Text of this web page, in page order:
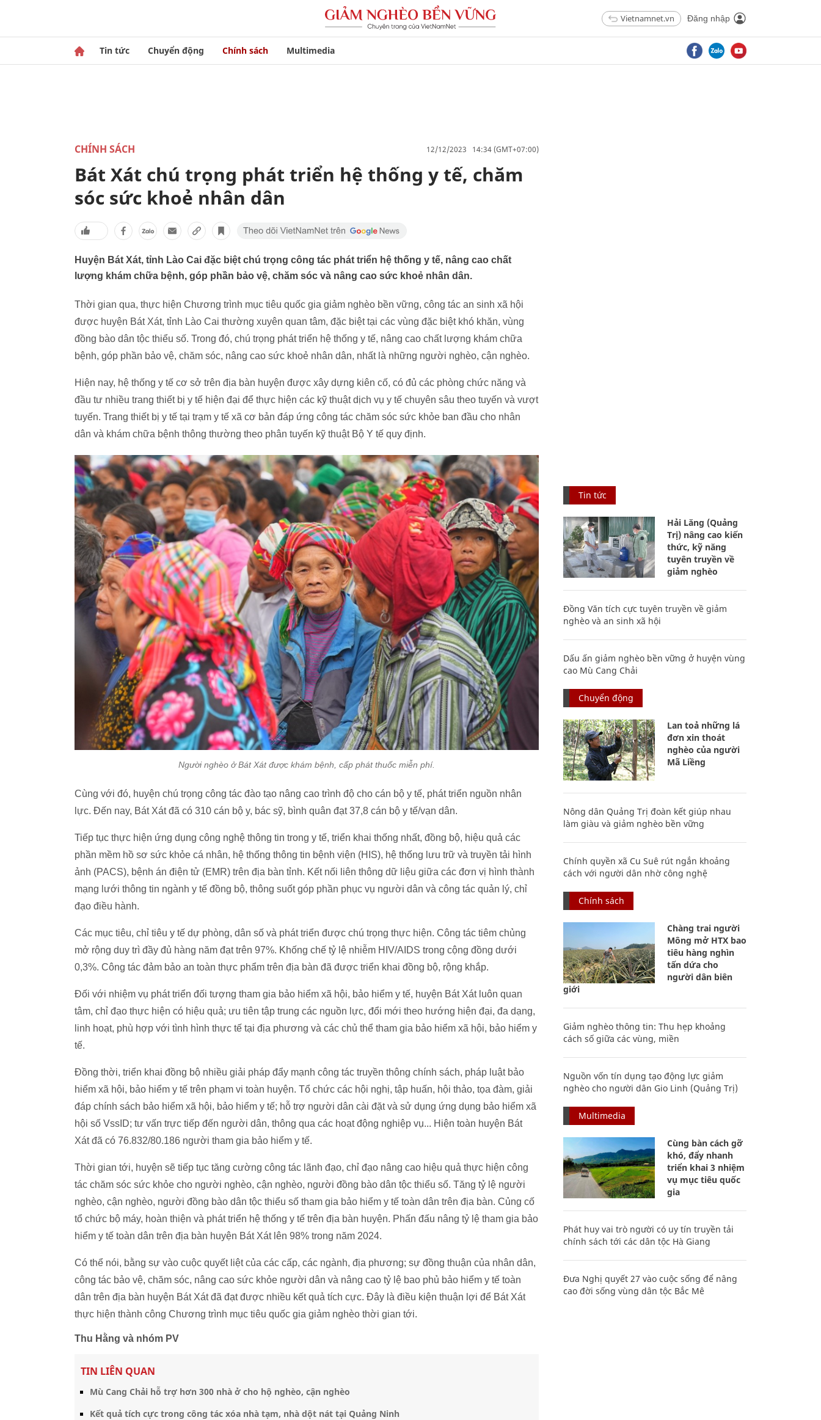
Vietnamnet.vn Đăng nhập
Tin tức Chuyển động Chính sách Multimedia
CHÍNH SÁCH 12/12/2023 14:34 (GMT+07:00)
Bát Xát chú trọng phát triển hệ thống y tế, chăm
sóc sức khoẻ nhân dân
Huyện Bát Xát, tỉnh Lào Cai đặc biệt chú trọng công tác phát triển hệ thống y tế, nâng cao chất
lượng khám chữa bệnh, góp phần bảo vệ, chăm sóc và nâng cao sức khoẻ nhân dân.
Thời gian qua, thực hiện Chương trình mục tiêu quốc gia giảm nghèo bền vững, công tác an sinh xã hội
được huyện Bát Xát, tỉnh Lào Cai thường xuyên quan tâm, đặc biệt tại các vùng đặc biệt khó khăn, vùng
đồng bào dân tộc thiểu số. Trong đó, chú trọng phát triển hệ thống y tế, nâng cao chất lượng khám chữa
bệnh, góp phần bảo vệ, chăm sóc, nâng cao sức khoẻ nhân dân, nhất là những người nghèo, cận nghèo.
Hiện nay, hệ thống y tế cơ sở trên địa bàn huyện được xây dựng kiên cố, có đủ các phòng chức năng và
đầu tư nhiều trang thiết bị y tế hiện đại để thực hiện các kỹ thuật dịch vụ y tế chuyên sâu theo tuyến và vượt
tuyến. Trang thiết bị y tế tại trạm y tế xã cơ bản đáp ứng công tác chăm sóc sức khỏe ban đầu cho nhân
dân và khám chữa bệnh thông thường theo phân tuyến kỹ thuật Bộ Y tế quy định.
Người nghèo ở Bát Xát được khám bệnh, cấp phát thuốc miễn phí.
Cùng với đó, huyện chú trọng công tác đào tạo nâng cao trình độ cho cán bộ y tế, phát triển nguồn nhân
lực. Đến nay, Bát Xát đã có 310 cán bộ y, bác sỹ, bình quân đạt 37,8 cán bộ y tế/vạn dân.
Tiếp tục thực hiện ứng dụng công nghệ thông tin trong y tế, triển khai thống nhất, đồng bộ, hiệu quả các
phần mềm hồ sơ sức khỏe cá nhân, hệ thống thông tin bệnh viện (HIS), hệ thống lưu trữ và truyền tải hình
ảnh (PACS), bệnh án điện tử (EMR) trên địa bàn tỉnh. Kết nối liên thông dữ liệu giữa các đơn vị hình thành
mạng lưới thông tin ngành y tế đồng bộ, thông suốt góp phần phục vụ người dân và công tác quản lý, chỉ
đạo điều hành.
Các mục tiêu, chỉ tiêu y tế dự phòng, dân số và phát triển được chú trọng thực hiện. Công tác tiêm chủng
mở rộng duy trì đầy đủ hàng năm đạt trên 97%. Khống chế tỷ lệ nhiễm HIV/AIDS trong cộng đồng dưới
0,3%. Công tác đảm bảo an toàn thực phẩm trên địa bàn đã được triển khai đồng bộ, rộng khắp.
Đối với nhiệm vụ phát triển đối tượng tham gia bảo hiểm xã hội, bảo hiểm y tế, huyện Bát Xát luôn quan
tâm, chỉ đạo thực hiện có hiệu quả; ưu tiên tập trung các nguồn lực, đổi mới theo hướng hiện đại, đa dạng,
linh hoạt, phù hợp với tình hình thực tế tại địa phương và các chủ thể tham gia bảo hiểm xã hội, bảo hiểm y
tế.
Đồng thời, triển khai đồng bộ nhiều giải pháp đẩy mạnh công tác truyền thông chính sách, pháp luật bảo
hiểm xã hội, bảo hiểm y tế trên phạm vi toàn huyện. Tổ chức các hội nghị, tập huấn, hội thảo, tọa đàm, giải
đáp chính sách bảo hiểm xã hội, bảo hiểm y tế; hỗ trợ người dân cài đặt và sử dụng ứng dụng bảo hiểm xã
hội số VssID; tư vấn trực tiếp đến người dân, thông qua các hoạt động nghiệp vụ... Hiện toàn huyện Bát
Xát đã có 76.832/80.186 người tham gia bảo hiểm y tế.
Thời gian tới, huyện sẽ tiếp tục tăng cường công tác lãnh đạo, chỉ đạo nâng cao hiệu quả thực hiện công
tác chăm sóc sức khỏe cho người nghèo, cận nghèo, người đồng bào dân tộc thiểu số. Tăng tỷ lệ người
nghèo, cận nghèo, người đồng bào dân tộc thiểu số tham gia bảo hiểm y tế toàn dân trên địa bàn. Củng cố
tổ chức bộ máy, hoàn thiện và phát triển hệ thống y tế trên địa bàn huyện. Phấn đấu nâng tỷ lệ tham gia bảo
hiểm y tế toàn dân trên địa bàn huyện Bát Xát lên 98% trong năm 2024.
Có thể nói, bằng sự vào cuộc quyết liệt của các cấp, các ngành, địa phương; sự đồng thuận của nhân dân,
công tác bảo vệ, chăm sóc, nâng cao sức khỏe người dân và nâng cao tỷ lệ bao phủ bảo hiểm y tế toàn
dân trên địa bàn huyện Bát Xát đã đạt được nhiều kết quả tích cực. Đây là điều kiện thuận lợi để Bát Xát
thực hiện thành công Chương trình mục tiêu quốc gia giảm nghèo thời gian tới.
Thu Hằng và nhóm PV
TIN LIÊN QUAN
Mù Cang Chải hỗ trợ hơn 300 nhà ở cho hộ nghèo, cận nghèo
Kết quả tích cực trong công tác xóa nhà tạm, nhà dột nát tại Quảng Ninh
Tin tức
Hải Lăng (Quảng
Trị) nâng cao kiến
thức, kỹ năng
tuyên truyền về
giảm nghèo
Đồng Văn tích cực tuyên truyền về giảm
nghèo và an sinh xã hội
Dấu ấn giảm nghèo bền vững ở huyện vùng
cao Mù Cang Chải
Chuyển động
Lan toả những lá
đơn xin thoát
nghèo của người
Mã Liềng
Nông dân Quảng Trị đoàn kết giúp nhau
làm giàu và giảm nghèo bền vững
Chính quyền xã Cu Suê rút ngắn khoảng
cách với người dân nhờ công nghệ
Chính sách
Chàng trai người
Mông mở HTX bao
tiêu hàng nghìn
tấn dứa cho
người dân biên
giới
Giảm nghèo thông tin: Thu hẹp khoảng
cách số giữa các vùng, miền
Nguồn vốn tín dụng tạo động lực giảm
nghèo cho người dân Gio Linh (Quảng Trị)
Multimedia
Cùng bàn cách gỡ
khó, đẩy nhanh
triển khai 3 nhiệm
vụ mục tiêu quốc
gia
Phát huy vai trò người có uy tín truyền tải
chính sách tới các dân tộc Hà Giang
Đưa Nghị quyết 27 vào cuộc sống để nâng
cao đời sống vùng dân tộc Bắc Mê